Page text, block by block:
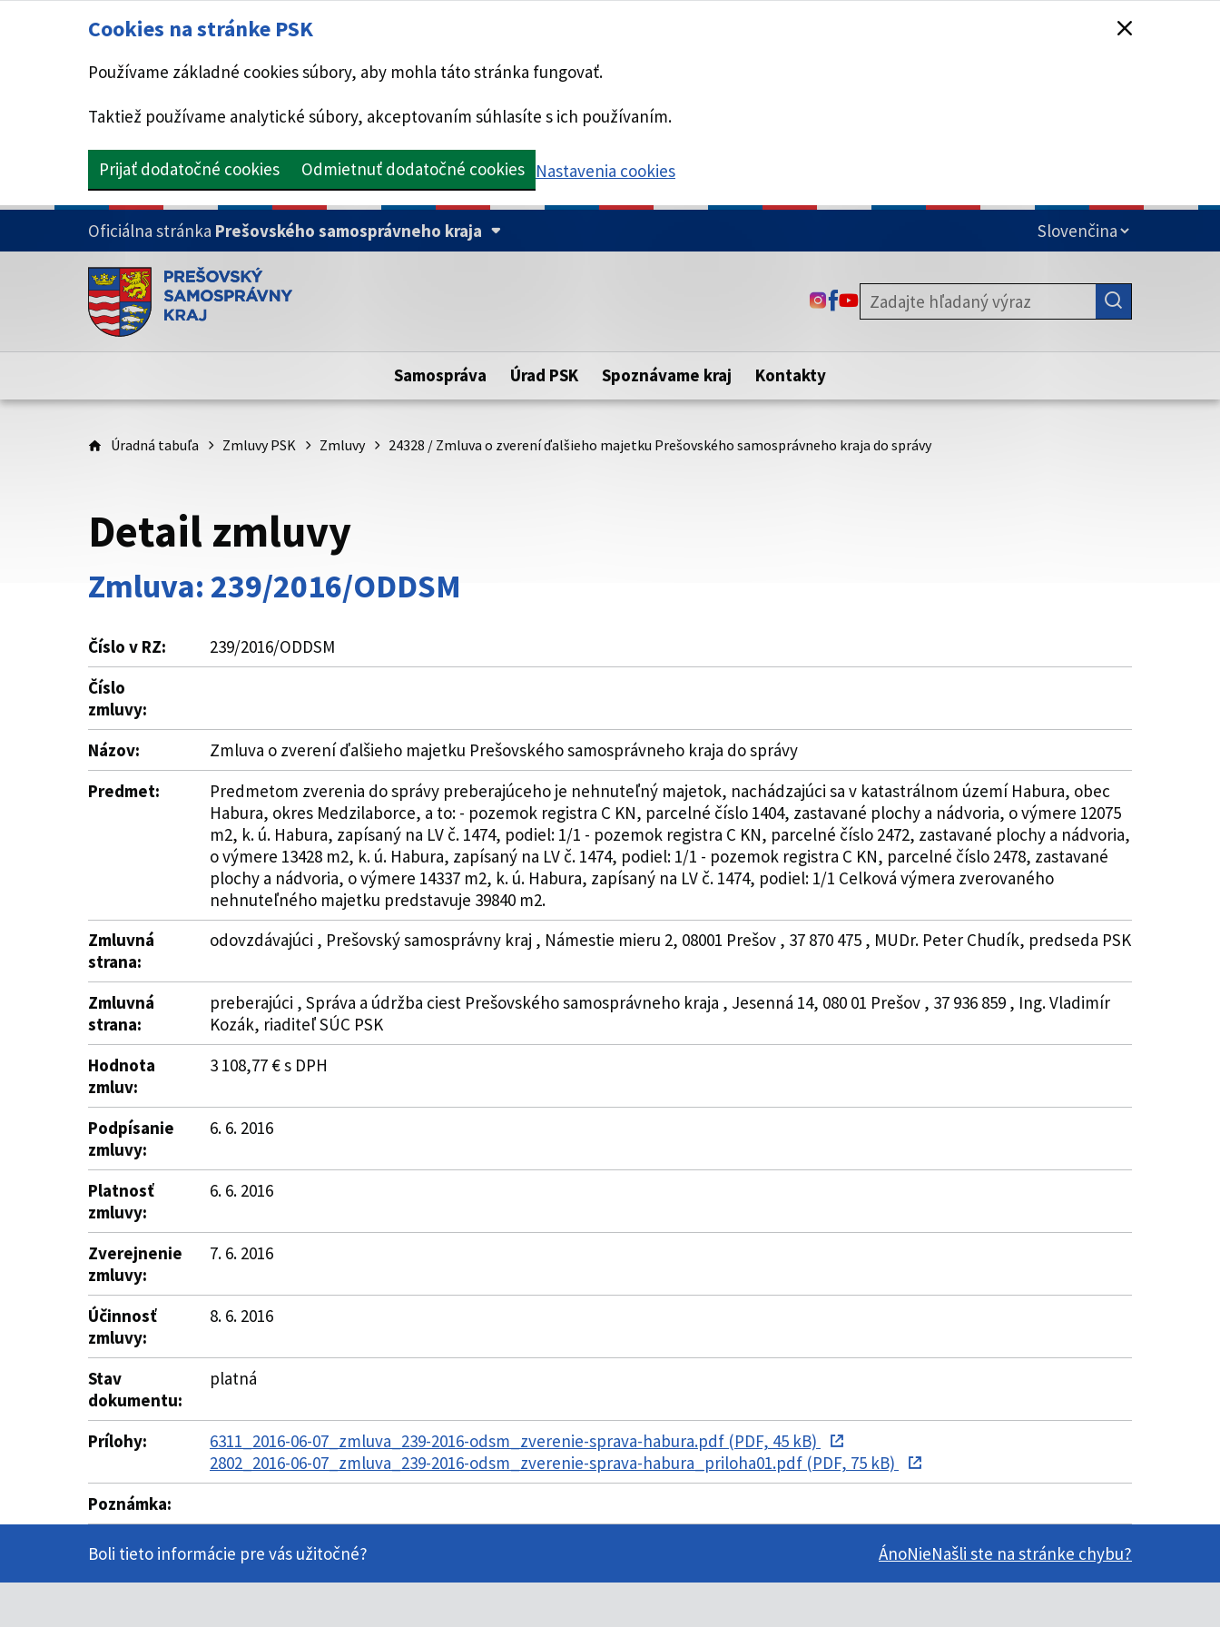
Cookies na stránke PSK
Používame základné cookies súbory, aby mohla táto stránka fungovať.
Taktiež používame analytické súbory, akceptovaním súhlasíte s ich používaním.
Prijať dodatočné cookies Odmietnuť dodatočné cookies Nastavenia cookies
PRESKOČIŤ NA HLAVNÝ OBSAH
Oficiálna stránka Prešovského samosprávneho kraja
Doména psk.sk je oficiálna
Toto je oficiálna webová stránka Prešovského samosprávneho kraja.
Táto stránka je zabezpečená
zabezpečenú webovú stránku. Zabezpečená stránka vždy začína
https:// pred názvom domény webového sídla.
ODKAZ SA OTVORÍ NA NOVEJ KARTE
ODKAZ SA OTVORÍ NA NOVEJ KARTE
ODKAZ SA OTVORÍ NA NOVEJ KARTE
Samospráva Úrad PSK Spoznávame kraj Kontakty
Úradná tabuľa Zmluvy PSK Zmluvy 24328 / Zmluva o zverení ďalšieho majetku Prešovského samosprávneho kraja do správy
Detail zmluvy
Zmluva: 239/2016/ODDSM
Číslo v RZ:
239/2016/ODDSM
Číslo
zmluvy:
Názov:
Zmluva o zverení ďalšieho majetku Prešovského samosprávneho kraja do správy
Predmet:
Predmetom zverenia do správy preberajúceho je nehnuteľný majetok, nachádzajúci sa v katastrálnom území Habura, obec
Habura, okres Medzilaborce, a to: - pozemok registra C KN, parcelné číslo 1404, zastavané plochy a nádvoria, o výmere 12075
m2, k. ú. Habura, zapísaný na LV č. 1474, podiel: 1/1 - pozemok registra C KN, parcelné číslo 2472, zastavané plochy a nádvoria,
o výmere 13428 m2, k. ú. Habura, zapísaný na LV č. 1474, podiel: 1/1 - pozemok registra C KN, parcelné číslo 2478, zastavané
plochy a nádvoria, o výmere 14337 m2, k. ú. Habura, zapísaný na LV č. 1474, podiel: 1/1 Celková výmera zverovaného
nehnuteľného majetku predstavuje 39840 m2.
Zmluvná
strana:
odovzdávajúci , Prešovský samosprávny kraj , Námestie mieru 2, 08001 Prešov , 37 870 475 , MUDr. Peter Chudík, predseda PSK
Zmluvná
strana:
preberajúci , Správa a údržba ciest Prešovského samosprávneho kraja , Jesenná 14, 080 01 Prešov , 37 936 859 , Ing. Vladimír
Kozák, riaditeľ SÚC PSK
Hodnota
zmluv:
3 108,77 € s DPH
Podpísanie
zmluvy:
6. 6. 2016
Platnosť
zmluvy:
6. 6. 2016
Zverejnenie
zmluvy:
7. 6. 2016
Účinnosť
zmluvy:
8. 6. 2016
Stav
dokumentu:
platná
Prílohy:
6311_2016-06-07_zmluva_239-2016-odsm_zverenie-sprava-habura.pdf (PDF, 45 kB)
2802_2016-06-07_zmluva_239-2016-odsm_zverenie-sprava-habura_priloha01.pdf (PDF, 75 kB)
Poznámka:
Boli tieto informácie pre vás užitočné? ÁnoNieNašli ste na stránke chybu?